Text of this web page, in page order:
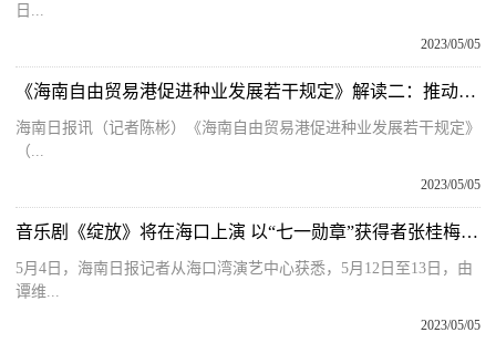
日...
2023/05/05
《海南自由贸易港促进种业发展若干规定》解读二：推动实施投向种业领域的科技创新券跨省通兑
海南日报讯（记者陈彬）《海南自由贸易港促进种业发展若干规定》
（...
2023/05/05
音乐剧《绽放》将在海口上演 以“七一勋章”获得者张桂梅为原型_环球关注
5月4日，海南日报记者从海口湾演艺中心获悉，5月12日至13日，由
谭维...
2023/05/05